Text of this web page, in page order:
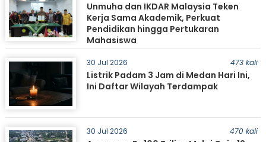
Unmuha dan IKDAR Malaysia Teken
Kerja Sama Akademik, Perkuat
Pendidikan hingga Pertukaran
Mahasiswa
30 Jul 2026 473 kali
Listrik Padam 3 Jam di Medan Hari Ini,
Ini Daftar Wilayah Terdampak
30 Jul 2026 470 kali